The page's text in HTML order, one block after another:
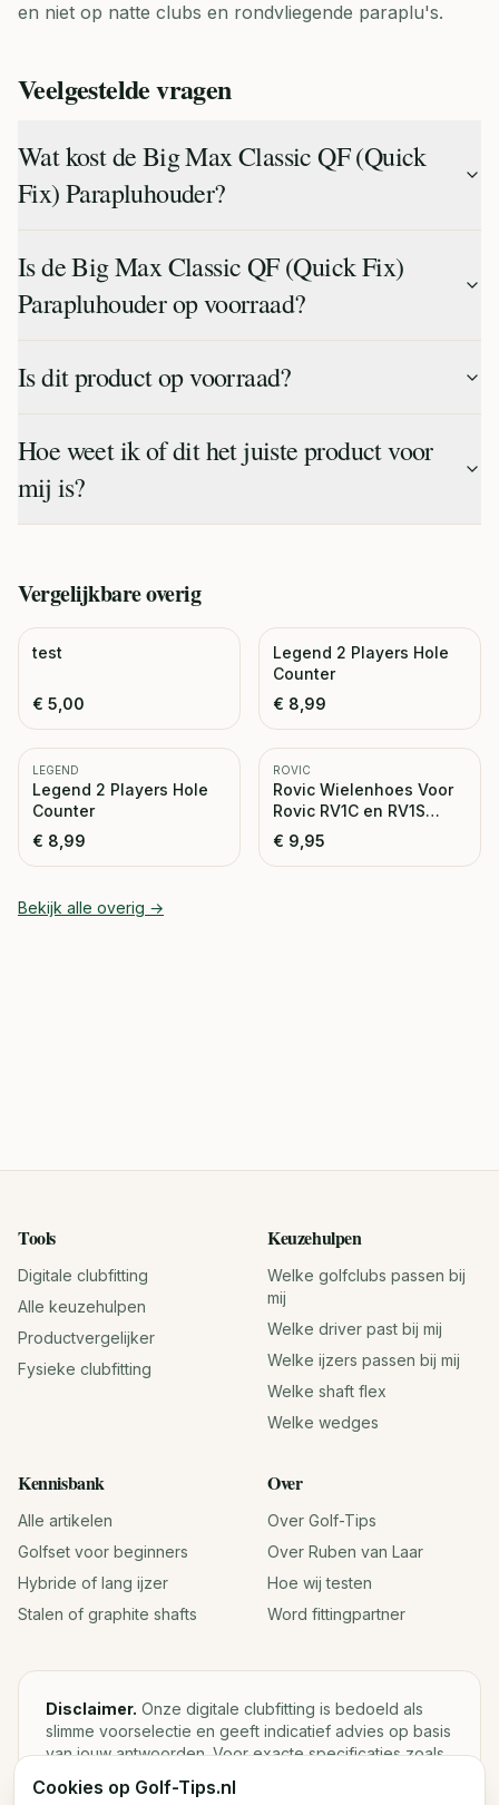
en niet op natte clubs en rondvliegende paraplu's.
Veelgestelde vragen
Wat kost de Big Max Classic QF (Quick
Fix) Parapluhouder?
Is de Big Max Classic QF (Quick Fix)
Parapluhouder op voorraad?
Is dit product op voorraad?
Hoe weet ik of dit het juiste product voor
mij is?
Vergelijkbareoverig
test
€ 5,00
Legend 2 Players Hole
Counter
€ 8,99
LEGEND
Legend 2 Players Hole
Counter
€ 8,99
ROVIC
Rovic Wielenhoes Voor
Rovic RV1C en RV1S
Trolley
€ 9,95
Bekijk alle overig →
Tools
Digitale clubfitting
Alle keuzehulpen
Productvergelijker
Fysieke clubfitting
Keuzehulpen
Welke golfclubs passen bij
mij
Welke driver past bij mij
Welke ijzers passen bij mij
Welke shaft flex
Welke wedges
Kennisbank
Alle artikelen
Golfset voor beginners
Hybride of lang ijzer
Stalen of graphite shafts
Over
Over Golf-Tips
Over Ruben van Laar
Hoe wij testen
Word fittingpartner
Disclaimer. Onze digitale clubfitting is bedoeld als
slimme voorselectie en geeft indicatief advies op basis
van jouw antwoorden. Voor exacte specificaties zoals
loft, lie, shaftgewicht en swingweight blijft een fysieke
fitting met launch monitor de beste keuze.
Cookies op Golf-Tips.nl